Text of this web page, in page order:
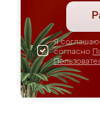
Я
согласно